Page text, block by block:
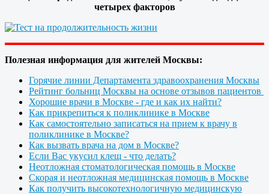
четырех факторов
Полезная информация для жителей Москвы:
Горячие линии Департамента здравоохранения Москвы
Рейтинг больниц Москвы на основе отзывов пациентов
Хорошие врачи в Москве - где и как их найти?
Как прикрепиться к поликлинике в Москве
Как самостоятельно записаться на прием к врачу в
поликлинике в Москве?
Как вызвать врача на дом в Москве?
Если Вас укусил клещ - что делать?
Неотложная стоматологическая помощь в Москве
Скорая и неотложная медицинская помощь в Москве
Как получить высокотехнологичную медицинскую